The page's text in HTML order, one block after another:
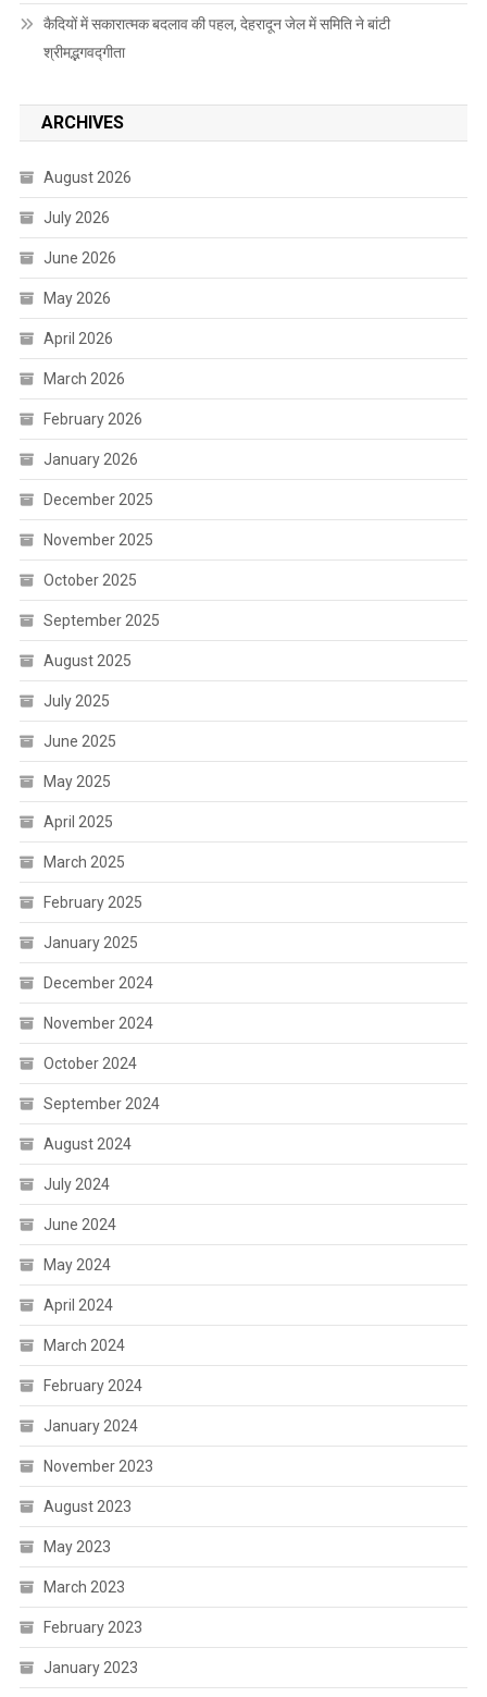
कैदियों में सकारात्मक बदलाव की पहल, देहरादून जेल में समिति ने बांटी
श्रीमद्भगवद्गीता
ARCHIVES
August 2026
July 2026
June 2026
May 2026
April 2026
March 2026
February 2026
January 2026
December 2025
November 2025
October 2025
September 2025
August 2025
July 2025
June 2025
May 2025
April 2025
March 2025
February 2025
January 2025
December 2024
November 2024
October 2024
September 2024
August 2024
July 2024
June 2024
May 2024
April 2024
March 2024
February 2024
January 2024
November 2023
August 2023
May 2023
March 2023
February 2023
January 2023